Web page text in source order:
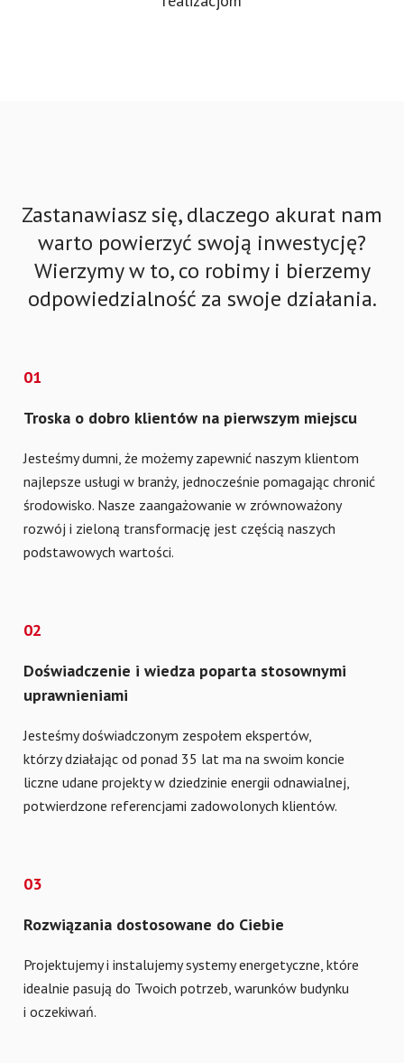
Zastanawiasz się, dlaczego akurat nam
warto powierzyć swoją inwestycję?
Wierzymy w to, co robimy i bierzemy
odpowiedzialność za swoje działania.
01
Troska o dobro klientów na pierwszym miejscu
Jesteśmy dumni, że możemy zapewnić naszym klientom
najlepsze usługi w branży, jednocześnie pomagając chronić
środowisko. Nasze zaangażowanie w zrównoważony
rozwój i zieloną transformację jest częścią naszych
podstawowych wartości.
02
Doświadczenie i wiedza poparta stosownymi
uprawnieniami
Jesteśmy doświadczonym zespołem ekspertów,
którzy działając od ponad 35 lat ma na swoim koncie
liczne udane projekty w dziedzinie energii odnawialnej,
potwierdzone referencjami zadowolonych klientów.
03
Rozwiązania dostosowane do Ciebie
Projektujemy i instalujemy systemy energetyczne, które
idealnie pasują do Twoich potrzeb, warunków budynku
i oczekiwań.